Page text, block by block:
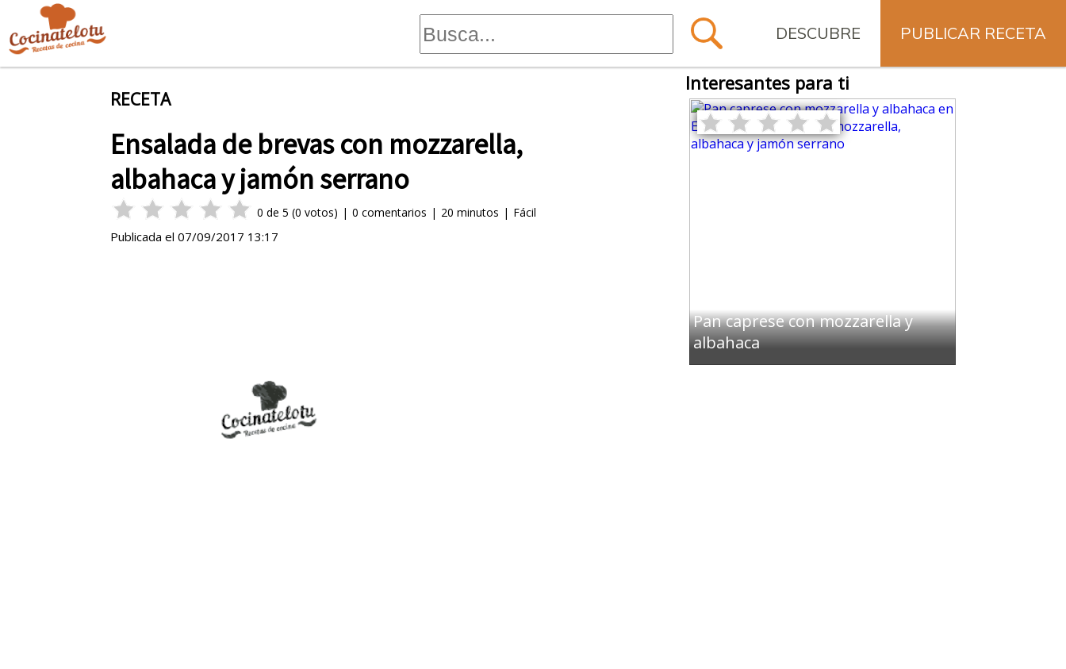
PUBLICAR RECETA
DESCUBRE
RECETA
Ensalada de brevas con mozzarella,
albahaca y jamón serrano
0 de5 (0 votos) | 0 comentarios | 20 minutos | Fácil
Publicada el07/09/2017 13:17
Interesantes para ti
Pan caprese con mozzarella y
albahaca